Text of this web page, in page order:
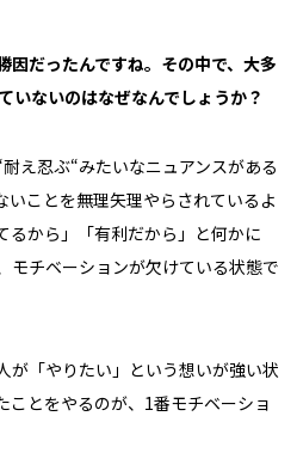
だったんですね。その中で、大多
いないのはなぜなんでしょうか？
え忍ぶ“みたいなニュアンスがある
いことを無理矢理やらされているよ
るから」「有利だから」と何かに
モチベーションが欠けている状態で
が「やりたい」という想いが強い状
ことをやるのが、1番モチベーショ